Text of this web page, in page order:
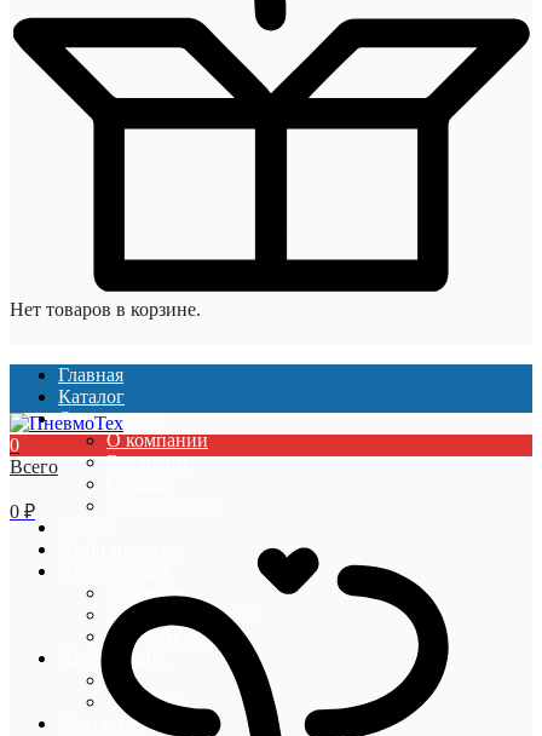
Нет товаров в корзине.
Главная
Каталог
О компании
О компании
Вакансии
Гарантии
Оплата и доставка
Акции и скидки
Информация
Блог
Новости
Контакты
0
Всего
0 ₽